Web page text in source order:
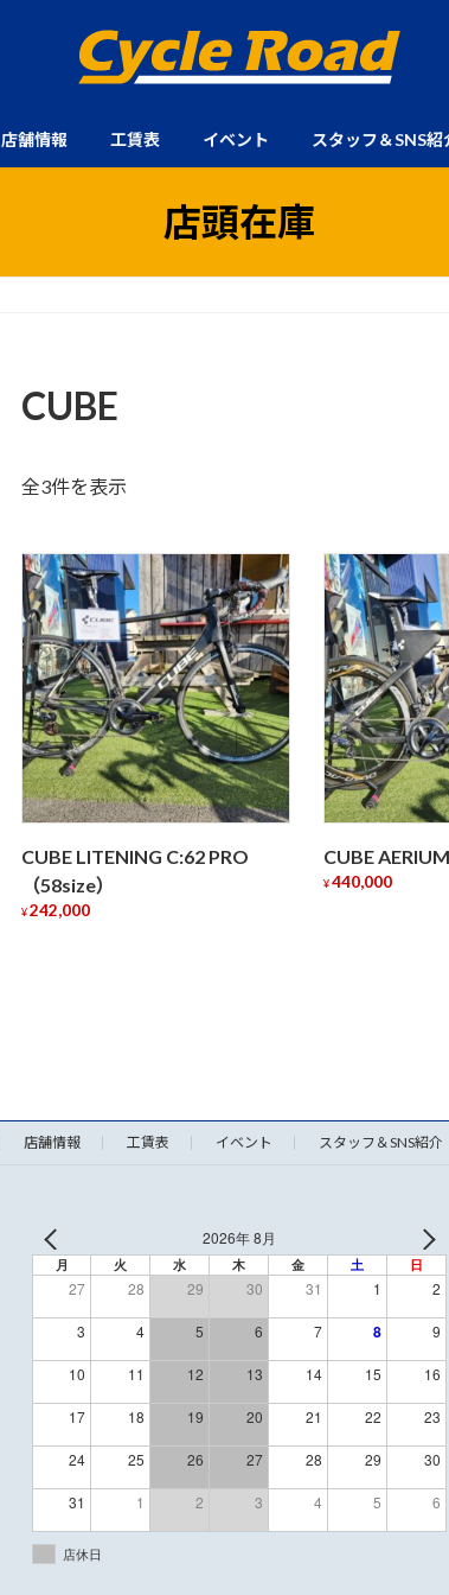
店舗情報 工賃表 イベント スタッフ＆SNS紹
店頭在庫
CUBE
全3件を表示新
い
順
CUBE LITENING C:62 PRO
（58size）
¥ 242,000
CUBE
¥440,000
店舗情報 工賃表 イベント スタッフ＆SNS紹介
2026年 8月
月 火 水 木 金 土 日
27 28 29 30 31 1 2
3 4 5 6 7 8 9
10 11 12 13 14 15 16
17 18 19 20 21 22 23
24 25 26 27 28 29 30
31 1 2 3 4 5 6
店休日